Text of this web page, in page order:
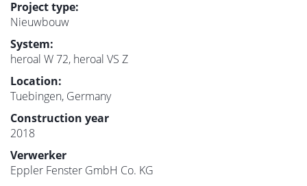
Project type:
Nieuwbouw
System:
heroal W 72, heroal VS Z
Location:
Tuebingen, Germany
Construction year
2018
Verwerker
Eppler Fenster GmbH Co. KG